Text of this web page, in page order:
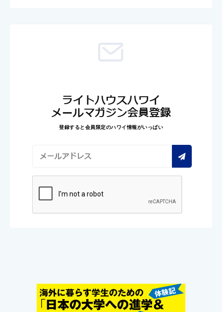
ライトハウスハワイ
メールマガジン会員登録
登録すると会員限定のハワイ情報がいっぱい